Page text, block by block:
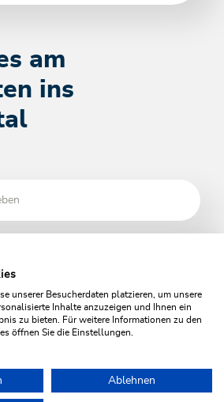
am
ins
Familienpark Drachental
unserer Besucherdaten platzieren, um unsere
Inhalte anzuzeigen und Ihnen ein
zu bieten. Für weitere Informationen zu den
öffnen Sie die Einstellungen.
Ablehnen